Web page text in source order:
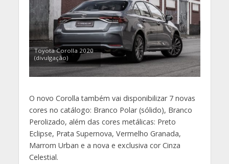
Toyota Corolla 2020
(divulgação)
O novo Corolla também vai disponibilizar 7 novas
cores no catálogo: Branco Polar (sólido), Branco
Perolizado, além das cores metálicas: Preto
Eclipse, Prata Supernova, Vermelho Granada,
Marrom Urban e a nova e exclusiva cor Cinza
Celestial.